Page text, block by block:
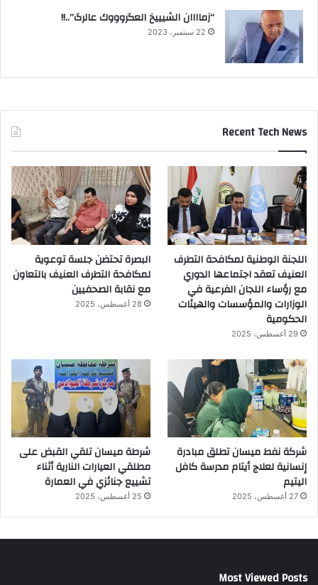
“زماااان الشيييخ العگروووك عالرگ”..!!
22 سبتمبر، 2023
Recent Tech News
اللجنة الوطنية لمكافحة التطرف
العنيف تعقد اجتماعها الدوري
مع رؤساء اللجان الفرعية في
الوزارات والمؤسسات والهيئات
الحكومية
29 أغسطس، 2025
البصرة تحتضن جلسة توعوية
لمكافحة التطرف العنيف بالتعاون
مع نقابة الصحفيين
28 أغسطس، 2025
شركة نفط ميسان تطلق مبادرة
إنسانية لعلاج أيتام مدرسة كافل
اليتيم
27 أغسطس، 2025
شرطة ميسان تلقي القبض على
مطلقي العيارات النارية أثناء
تشييع جنائزي في العمارة
25 أغسطس، 2025
Most Viewed Posts